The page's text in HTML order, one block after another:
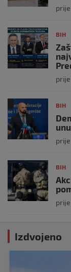
BIH
BIH
BIH
Izdvojeno